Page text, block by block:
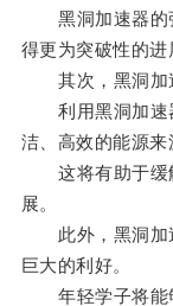
黑洞加速器的
得更为突破性的进
其次，黑洞加速
利用黑洞加速
洁、高效的能源来
这将有助于缓
展。
此外，黑洞加
巨大的利好。
年轻学子将能